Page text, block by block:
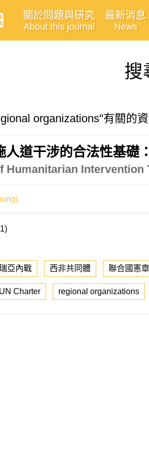
關於問題與研究
About this journal
最新消息
News
搜
organizations"有關的
人道干涉的合法性基礎
Humanitarian
亞內戰 西非共同體 聯合國憲
Charter regional organizations